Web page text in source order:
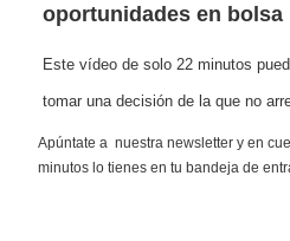
oportunidades en bolsa
Este vídeo de solo 22 minutos
tomar una decisión de la que no
Apúntate a nuestra newsletter y en
minutos lo tienes en tu bandeja de